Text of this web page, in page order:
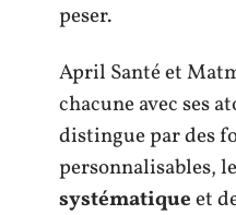
peser.
April Santé et
chacune avec ses
distingue par des
personnalisables, le
systématiqueet